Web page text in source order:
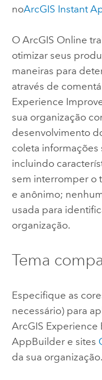
noArcGIS Instant
O ArcGIS Online
otimizar seus
maneiras para
através de
Experience
sua organização
desenvolvimento
coleta
incluindo
sem interromper o
e anônimo;
usada para
organização.
Tema
Especifique as
necessário) para
ArcGIS Experience
AppBuildere sites
da sua organização.